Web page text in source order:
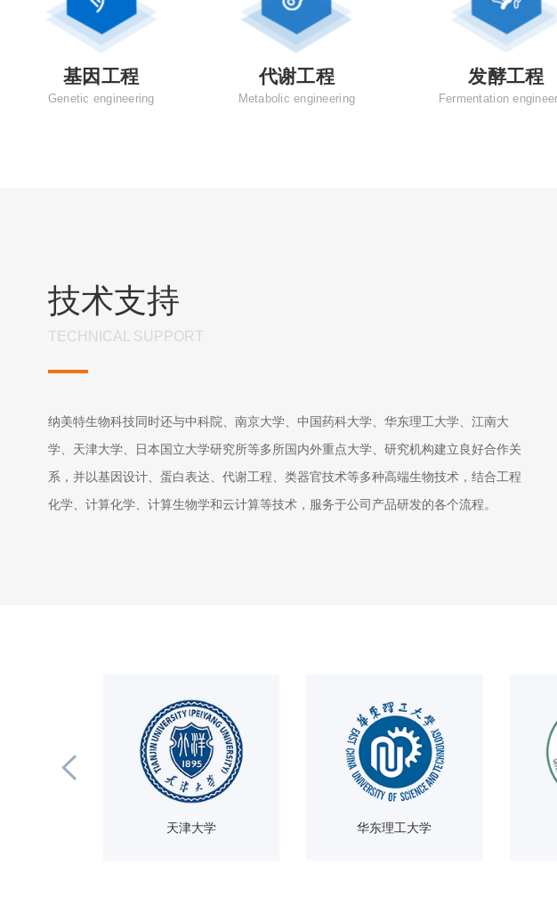
基因工程
Genetic engineering
代谢工程
Metabolic engineering
发酵工程
Fermentation
技术支持
TECHNICAL SUPPORT
纳美特生物科技同时还与中科院、南京大学、中国药科大学、华东理工大学、江南大
学、天津大学、日本国立大学研究所等多所国内外重点大学、研究机构建立良好合作关
系，并以基因设计、蛋白表达、代谢工程、类器官技术等多种高端生物技术，结合工程
化学、计算化学、计算生物学和云计算等技术，服务于公司产品研发的各个流程。
天津大学 华东理工大学